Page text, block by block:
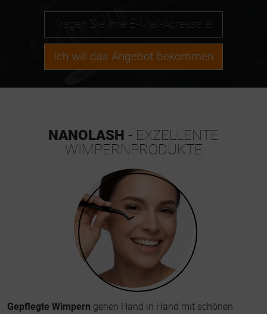
Ich will das Angebot bekommen
NANOLASH - EXZELLENTE
WIMPERNPRODUKTE
Gepflegte Wimpern gehen Hand in Hand mit schönen